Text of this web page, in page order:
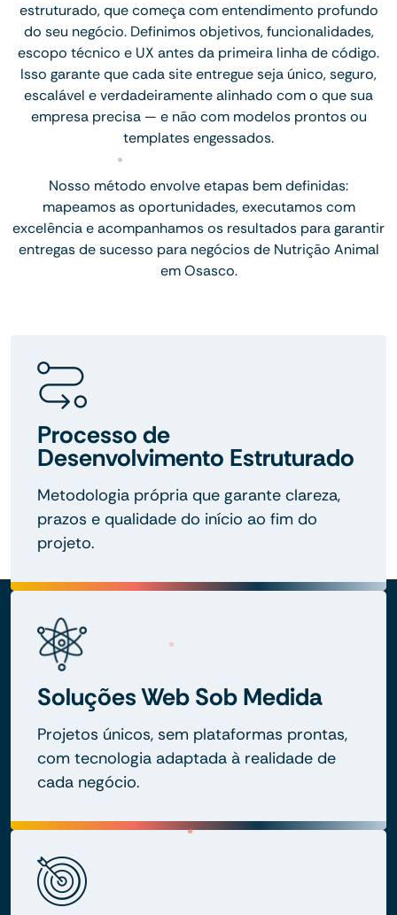
estruturado, que começa com entendimento profundo
do seu negócio. Definimos objetivos, funcionalidades,
escopo técnico e UX antes da primeira linha de código.
Isso garante que cada site entregue seja único, seguro,
escalável e verdadeiramente alinhado com o que sua
empresa precisa — e não com modelos prontos ou
templates engessados.
Nosso método envolve etapas bem definidas:
mapeamos as oportunidades, executamos com
excelência e acompanhamos os resultados para garantir
entregas de sucesso para negócios de Nutrição Animal
em Osasco.
Processo de
Desenvolvimento Estruturado
Metodologia própria que garante clareza,
prazos e qualidade do início ao fim do
projeto.
Soluções Web Sob Medida
Projetos únicos, sem plataformas prontas,
com tecnologia adaptada à realidade de
cada negócio.